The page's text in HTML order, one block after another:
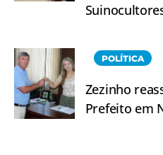
POLÍTICA
Zezinho
Prefeito em